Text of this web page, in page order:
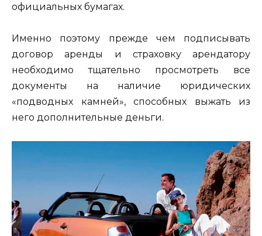
официальных бумагах.
Именно поэтому прежде чем подписывать
договор аренды и страховку арендатору
необходимо тщательно просмотреть все
документы на наличие юридических
«подводных камней», способных выжать из
него дополнительные деньги.